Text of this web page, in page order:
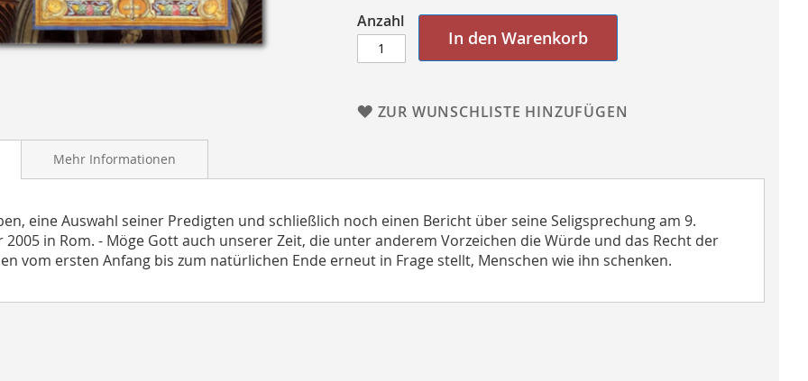
Anzahl
In den Warenkorb
ZUR WUNSCHLISTE HINZUFÜGEN
eine Auswahl seiner Predigten und schließlich noch einen Bericht über seine Seligsprechung am 9.
2005 in Rom. - Möge Gott auch unserer Zeit, die unter anderem Vorzeichen die Würde und das Recht der
vom ersten Anfang bis zum natürlichen Ende erneut in Frage stellt, Menschen wie ihn schenken.
Mehr Informationen